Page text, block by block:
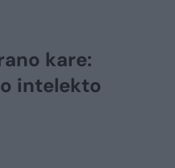
kare:
intelekto